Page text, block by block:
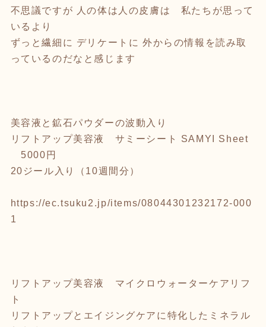
不思議ですが 人の体は人の皮膚は 私たちが思って
いるより
ずっと繊細に デリケートに 外からの情報を読み取
っているのだなと感じます
美容液と鉱石パウダーの波動入り
リフトアップ美容液 サミーシート SAMYI Sheet
5000円
20ジール入り（10週間分）
https://ec.tsuku2.jp/items/08044301232172-000
1
リフトアップ美容液 マイクロウォーターケアリフ
ト
リフトアップとエイジングケアに特化したミネラル